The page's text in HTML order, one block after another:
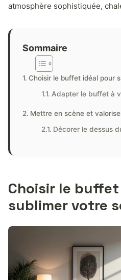
atmosphère sophistiquée,
Sommaire
Choisir le buffet idéal pour
Adapter le buffet à
Mettre en scène et
Décorer le dessus
Choisir le
sublimer votre